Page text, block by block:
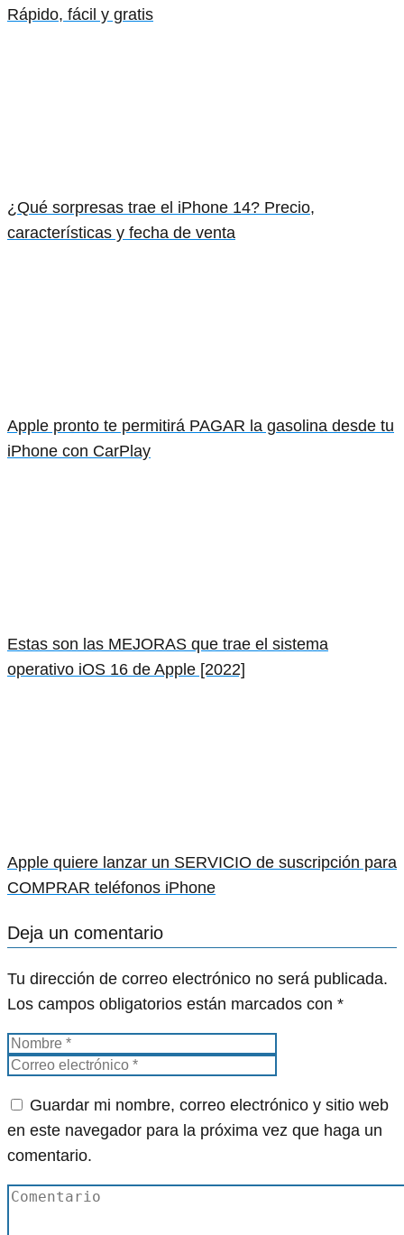
Rápido, fácil y gratis
¿Qué sorpresas trae el iPhone 14? Precio,
características y fecha de venta
Apple pronto te permitirá PAGAR la gasolina desde tu
iPhone con CarPlay
Estas son las MEJORAS que trae el sistema
operativo iOS 16 de Apple [2022]
Apple quiere lanzar un SERVICIO de suscripción para
COMPRAR teléfonos iPhone
Deja un comentario
Tu dirección de correo electrónico no será publicada.
Los campos obligatorios están marcados con *
Guardar mi nombre, correo electrónico y sitio web
en este navegador para la próxima vez que haga un
comentario.